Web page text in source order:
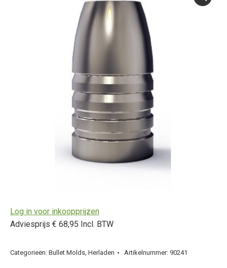
Log in voor inkoopprijzen
Adviesprijs € 68,95 Incl. BTW
Categorieën: Bullet Molds, Herladen Artikelnummer: 90241